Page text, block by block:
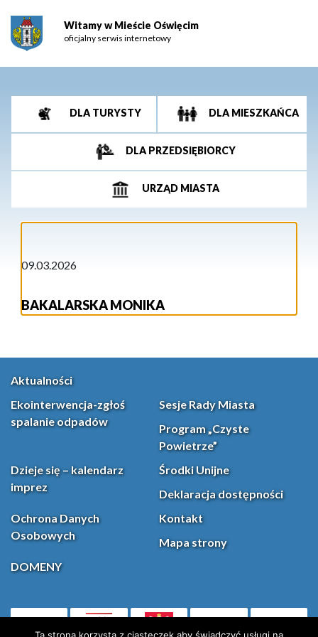
Witamy w Mieście Oświęcim
oficjalny serwis internetowy
DLA TURYSTY DLA MIESZKAŃCA
DLA PRZEDSIĘBIORCY
URZĄD MIASTA
09.03.2026
BAKALARSKA MONIKA
Aktualności
Ekointerwencja-zgłoś
spalanie odpadów
Sesje Rady Miasta
Program „Czyste
Powietrze”
Dzieje się – kalendarz
imprez
Środki Unijne
Deklaracja dostępności
Ochrona Danych
Osobowych
Kontakt
Mapa strony
DOMENY